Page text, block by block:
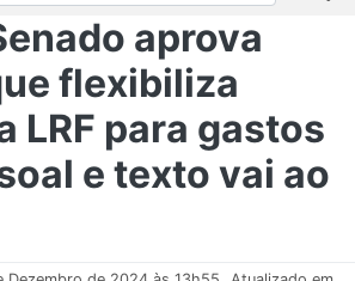
aprova
flexibiliza
LRF para gastos
e texto vai ao